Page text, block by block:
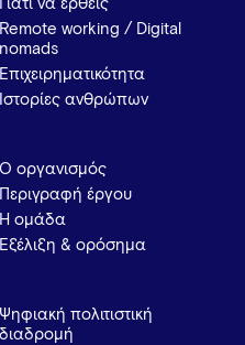
Γιατί να έρθεις
Remote working / Digital
nomads
Επιχειρηματικότητα
Ιστορίες ανθρώπων
Ο οργανισμός
Περιγραφή έργου
Η ομάδα
Εξέλιξη & ορόσημα
Ψηφιακή πολιτιστική
διαδρομή